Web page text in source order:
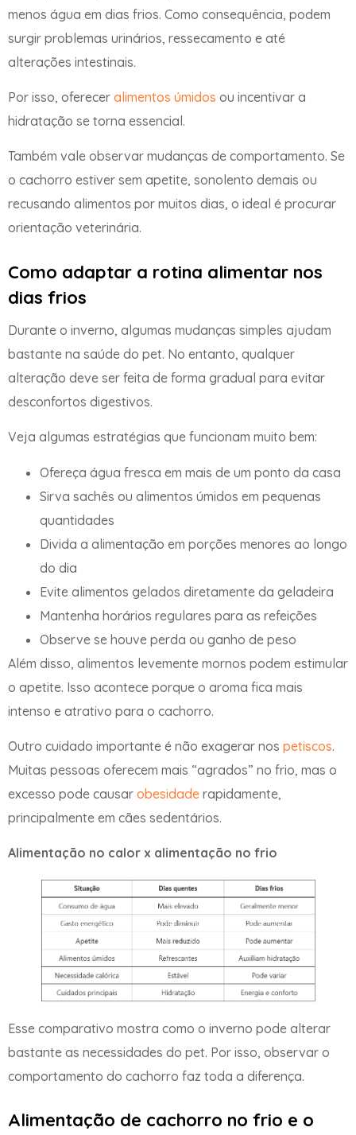
menos água em dias frios. Como consequência, podem
surgir problemas urinários, ressecamento e até
alterações intestinais.
Por isso, oferecer alimentos úmidos ou incentivar a
hidratação se torna essencial.
Também vale observar mudanças de comportamento. Se
o cachorro estiver sem apetite, sonolento demais ou
recusando alimentos por muitos dias, o ideal é procurar
orientação veterinária.
Como adaptar a rotina alimentar nos
dias frios
Durante o inverno, algumas mudanças simples ajudam
bastante na saúde do pet. No entanto, qualquer
alteração deve ser feita de forma gradual para evitar
desconfortos digestivos.
Veja algumas estratégias que funcionam muito bem:
Ofereça água fresca em mais de um ponto da casa
Sirva sachês ou alimentos úmidos em pequenas
quantidades
Divida a alimentação em porções menores ao longo
do dia
Evite alimentos gelados diretamente da geladeira
Mantenha horários regulares para as refeições
Observe se houve perda ou ganho de peso
Além disso, alimentos levemente mornos podem estimular
o apetite. Isso acontece porque o aroma fica mais
intenso e atrativo para o cachorro.
Outro cuidado importante é não exagerar nos petiscos.
Muitas pessoas oferecem mais “agrados” no frio, mas o
excesso pode causar obesidade rapidamente,
principalmente em cães sedentários.
Alimentação no calor x alimentação no frio
Esse comparativo mostra como o inverno pode alterar
bastante as necessidades do pet. Por isso, observar o
comportamento do cachorro faz toda a diferença.
Alimentação de cachorro no frio e o